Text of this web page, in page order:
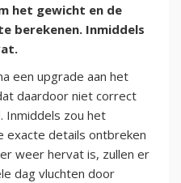
het gewicht en de
berekenen. Inmiddels
een upgrade aan het
daardoor niet correct
Inmiddels zou het
exacte details ontbreken
weer hervat is, zullen er
dag vluchten door